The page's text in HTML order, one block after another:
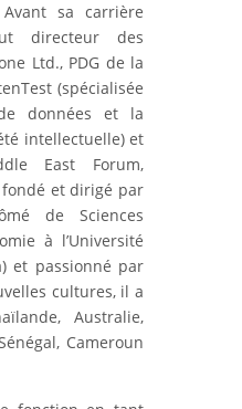
sa carrière
directeur des
Ltd., PDG de la
(spécialisée
données et la
intellectuelle) et
East Forum,
et dirigé par
de Sciences
à l’Université
et passionné par
cultures, il a
Australie,
Cameroun